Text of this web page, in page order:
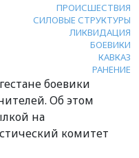
ПРОИСШЕСТВИЯ
СИЛОВЫЕ СТРУКТУРЫ
ЛИКВИДАЦИЯ
БОЕВИКИ
КАВКАЗ
РАНЕНИЕ
боевики
Об этом
на
комитет